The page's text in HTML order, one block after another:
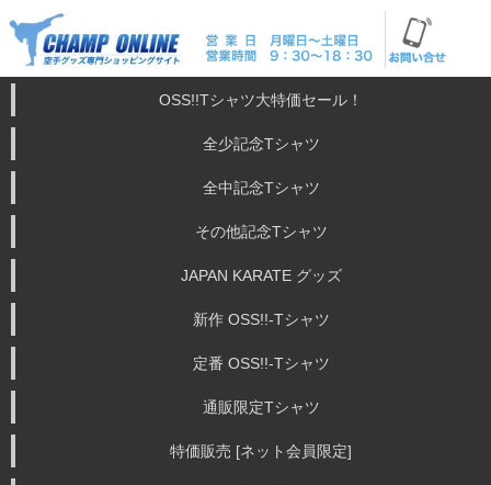
OSS!!Tシャツ大特価セール！
全少記念Tシャツ
全中記念Tシャツ
その他記念Tシャツ
JAPAN KARATE グッズ
新作 OSS!!-Tシャツ
定番 OSS!!-Tシャツ
通販限定Tシャツ
特価販売 [ネット会員限定]